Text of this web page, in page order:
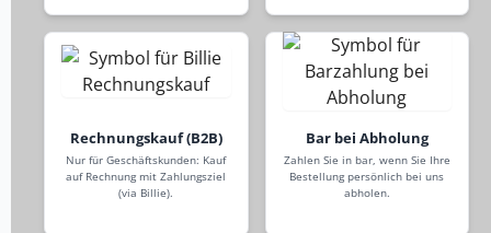
Rechnungskauf (B2B)
Nur für Geschäftskunden: Kauf
auf Rechnung mit Zahlungsziel
(via Billie).
Bar bei Abholung
Zahlen Sie in bar, wenn Sie Ihre
Bestellung persönlich bei uns
abholen.